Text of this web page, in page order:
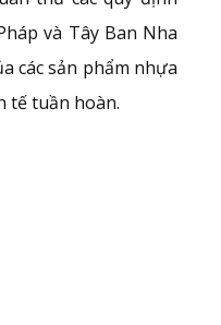
và Tây Ban Nha
các sản phẩm nhựa
tế tuần hoàn.